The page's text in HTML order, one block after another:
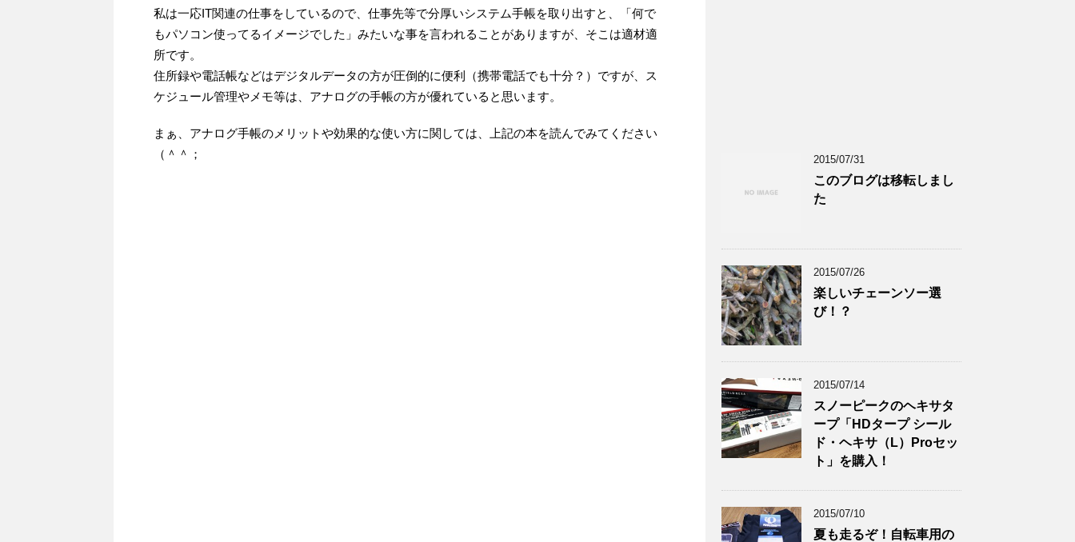
私は一応IT関連の仕事をしているので、仕事先等で分厚いシステム手帳を取り出すと、「何で
もパソコン使ってるイメージでした」みたいな事を言われることがありますが、そこは適材適
所です。
住所録や電話帳などはデジタルデータの方が圧倒的に便利（携帯電話でも十分？）ですが、ス
ケジュール管理やメモ等は、アナログの手帳の方が優れていると思います。
まぁ、アナログ手帳のメリットや効果的な使い方に関しては、上記の本を読んでみてください
（＾＾；
2015/07/31
このブログは移転しまし
た
2015/07/26
楽しいチェーンソー選
び！？
2015/07/14
スノーピークのヘキサタ
ープ「HDタープ シール
ド・ヘキサ（L）Proセッ
ト」を購入！
2015/07/10
夏も走るぞ！自転車用の